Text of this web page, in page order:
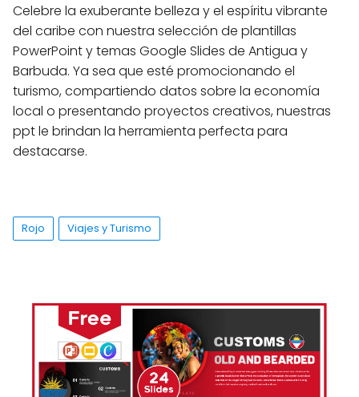
Celebre la exuberante belleza y el espíritu vibrante
del caribe con nuestra selección de plantillas
PowerPoint y temas Google Slides de Antigua y
Barbuda. Ya sea que esté promocionando el
turismo, compartiendo datos sobre la economía
local o presentando proyectos creativos, nuestras
ppt le brindan la herramienta perfecta para
destacarse.
Rojo Viajes y Turismo